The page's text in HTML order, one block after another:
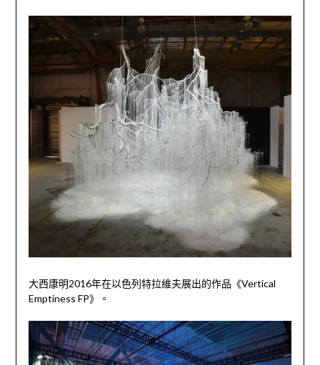
大西康明2016年在以色列特拉維夫展出的作品《Vertical
Emptiness FP》。